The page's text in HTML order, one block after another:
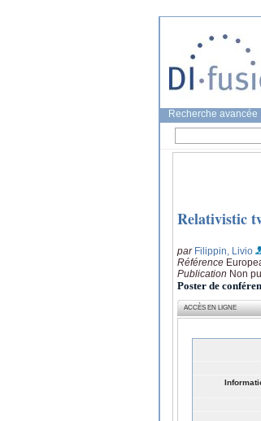
Recherche avancée
Relativistic
par Filippin, Livio
Référence
Publication Non
Poster de
ACCÈS EN LIGNE